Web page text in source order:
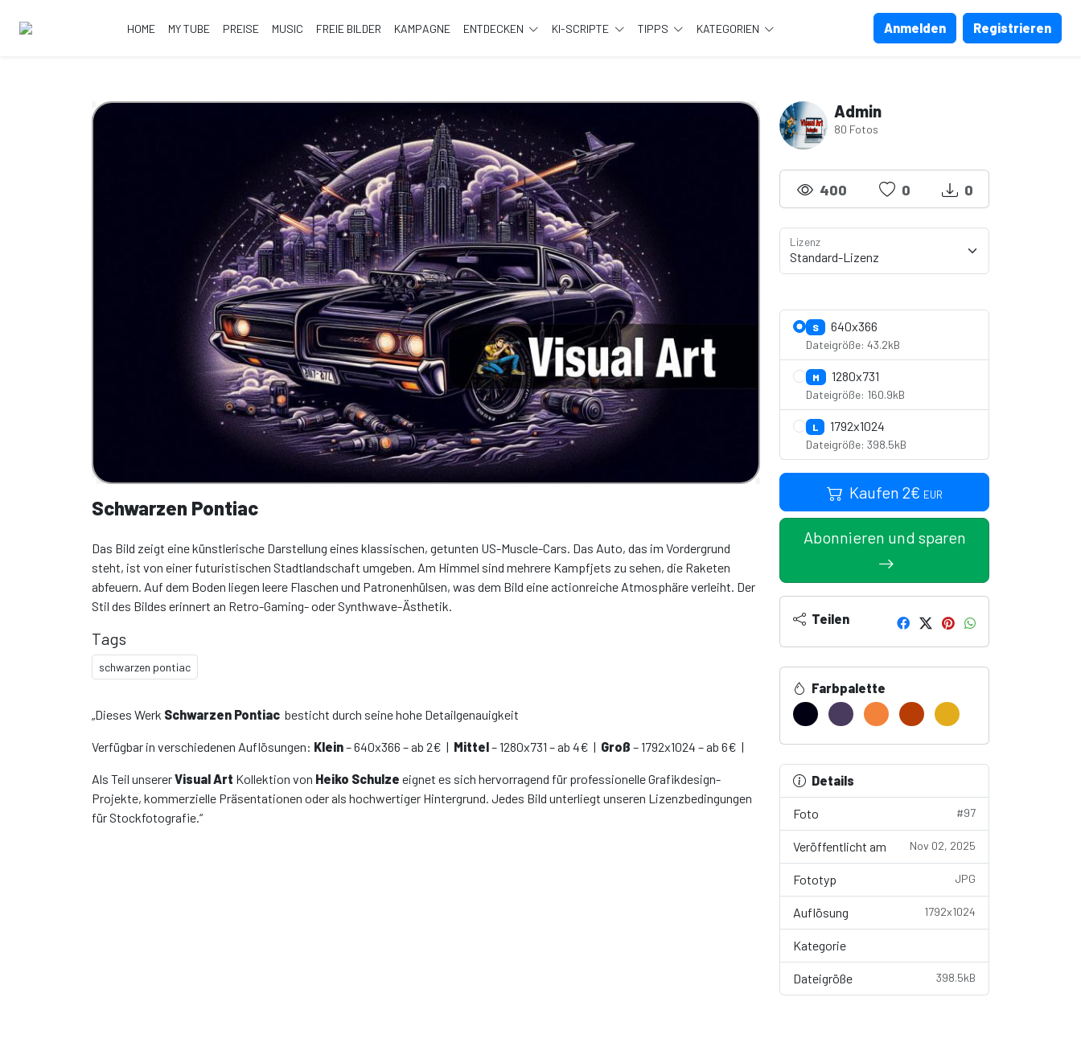
HOME MY TUBE PREISE MUSIC FREIE BILDER KAMPAGNE ENTDECKEN KI-SCRIPTE TIPPS KATEGORIEN Anmelden Registrieren
Schwarzen Pontiac
Das Bild zeigt eine künstlerische Darstellung eines klassischen, getunten US-Muscle-Cars. Das Auto, das im Vordergrund
steht, ist von einer futuristischen Stadtlandschaft umgeben. Am Himmel sind mehrere Kampfjets zu sehen, die Raketen
abfeuern. Auf dem Boden liegen leere Flaschen und Patronenhülsen, was dem Bild eine actionreiche Atmosphäre verleiht. Der
Stil des Bildes erinnert an Retro-Gaming- oder Synthwave-Ästhetik.
Tags
schwarzen pontiac
„Dieses Werk Schwarzen Pontiac besticht durch seine hohe Detailgenauigkeit
Verfügbar in verschiedenen Auflösungen: Klein– 640x366 – ab 2€ | Mittel– 1280x731 – ab 4€ | Groß – 1792x1024 – ab 6€ |
Als Teil unsererVisual Art Kollektion von Heiko Schulze eignet es sich hervorragend für professionelle Grafikdesign-
Projekte, kommerzielle Präsentationen oder als hochwertiger Hintergrund. Jedes Bild unterliegt unseren Lizenzbedingungen
für Stockfotografie.“
Admin
80 Fotos
400 0 0
Lizenz
S 640x366
Dateigröße: 43.2kB
M 1280x731
Dateigröße: 160.9kB
L 1792x1024
Dateigröße: 398.5kB
Kaufen 2€ EUR
Abonnieren und sparen
Teilen
Farbpalette
Details
Foto #97
Veröffentlicht am Nov 02, 2025
Fototyp JPG
Auflösung 1792x1024
Kategorie
Dateigröße 398.5kB